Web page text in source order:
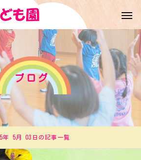
ブログ
年 5月 03日の記事一覧